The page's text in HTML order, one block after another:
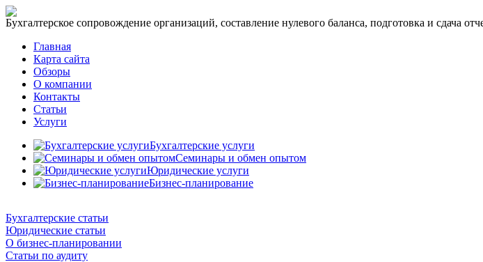
Бухгалтерское сопровождение организаций, составление нулевого баланса, подготовка и сдача
Главная
Карта сайта
Обзоры
О компании
Контакты
Статьи
Услуги
Бухгалтерские услуги
Семинары и обмен опытом
Юридические услуги
Бизнес-планирование
Бухгалтерские статьи
Юридические статьи
О бизнес-планировании
Статьи по аудиту